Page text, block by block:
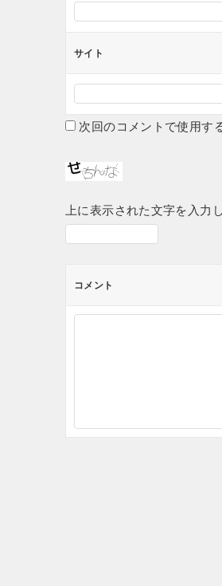
サイト
次回のコメントで使用す
上に表示された文字を入力
コメント